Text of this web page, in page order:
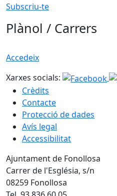
Subscriu-te
Plànol / Carrers
Accedeix
Xarxes socials:
Crèdits
Contacte
Protecció de dades
Avís legal
Accessibilitat
Ajuntament de Fonollosa
Carrer de l'Església, s/n
08259 Fonollosa